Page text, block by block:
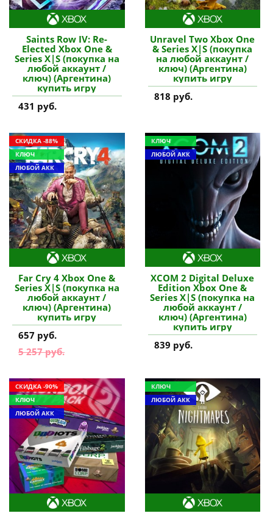
Saints Row IV: Re-
Elected Xbox One &
Series X|S (покупка на
любой аккаунт /
ключ) (Аргентина)
купить игру
431 руб.
Unravel Two Xbox One
& Series X|S (покупка
на любой аккаунт /
ключ) (Аргентина)
купить игру
818 руб.
СКИДКА -88%
КЛЮЧ
ЛЮБОЙ АКК
Far Cry 4 Xbox One &
Series X|S (покупка на
любой аккаунт /
ключ) (Аргентина)
купить игру
657 руб.
5 257 руб.
КЛЮЧ
ЛЮБОЙ АКК
XCOM 2 Digital Deluxe
Edition Xbox One &
Series X|S (покупка на
любой аккаунт /
ключ) (Аргентина)
купить игру
839 руб.
СКИДКА -90%
КЛЮЧ
ЛЮБОЙ АКК
КЛЮЧ
ЛЮБОЙ АКК